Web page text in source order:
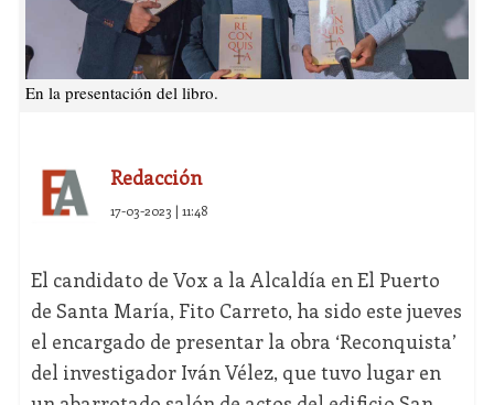
En la presentación del libro.
Redacción
17-03-2023 | 11:48
El candidato de Vox a la Alcaldía en El Puerto
de Santa María, Fito Carreto, ha sido este jueves
el encargado de presentar la obra ‘Reconquista’
del investigador Iván Vélez, que tuvo lugar en